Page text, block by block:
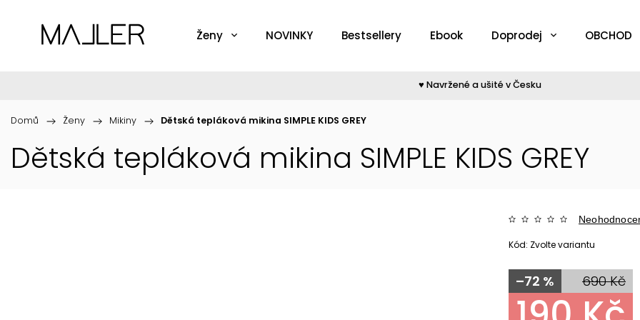
Ženy NOVINKY Bestsellery Ebook Doprodej OBCHOD
♥︎ Navržené a ušité v Česku
Domů / Ženy / Mikiny / Dětská tepláková mikina SIMPLE KIDS GREY
Dětská tepláková mikina SIMPLE KIDS GREY
690 Kč
–72 %
Kód: Zvolte variantu